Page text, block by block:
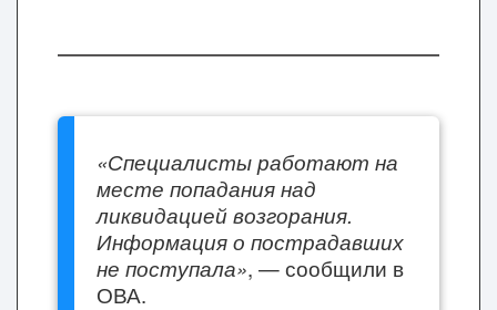
«Специалисты работают на
месте попадания над
ликвидацией возгорания.
Информация о пострадавших
не поступала», — сообщили в
ОВА.